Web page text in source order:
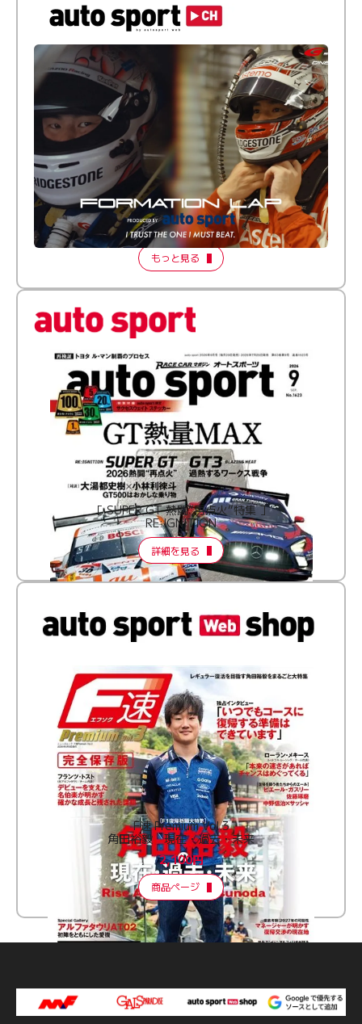
倒す相手を、信じてる。小林利徠斗 × 野村勇斗
【FORMATION LAP Produced by auto sport】
2026 Episode 2
もっと見る
［ SUPER GT 熱闘“再点火”特集 ］
RE:IGNITION
詳細を見る
F速 Premium Vol.3
角田裕毅 現在・過去・未来
2,100円
商品ページ